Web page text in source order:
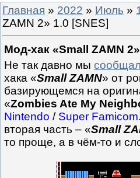
Главная » 2022 » Июль »
ZAMN 2» 1.0 [SNES]
Мод-хак «Small ZAMN
Не так давно мы
хака «Small ZAMN» от
базирующемся на
«Zombies Ate My
Nintendo / Super Famicom
вторая часть – «Small
то проще, а в чём-то и